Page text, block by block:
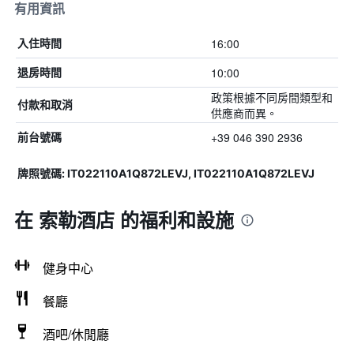
有用資訊
入住時間 16:00
退房時間 10:00
付款和取消
政策根據不同房間類型和
供應商而異。
前台號碼 +39 046 390 2936
牌照號碼: IT022110A1Q872LEVJ, IT022110A1Q872LEVJ
在 索勒酒店 的福利和設施
健身中心
餐廳
酒吧/休閒廳